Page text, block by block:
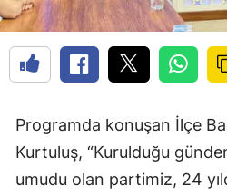
Programda konuşan İlçe
Kurtuluş, “Kurulduğu
umudu olan partimiz, 24